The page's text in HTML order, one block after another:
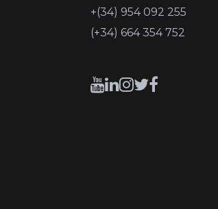
+(34) 954 092 255
(+34) 664 354 752